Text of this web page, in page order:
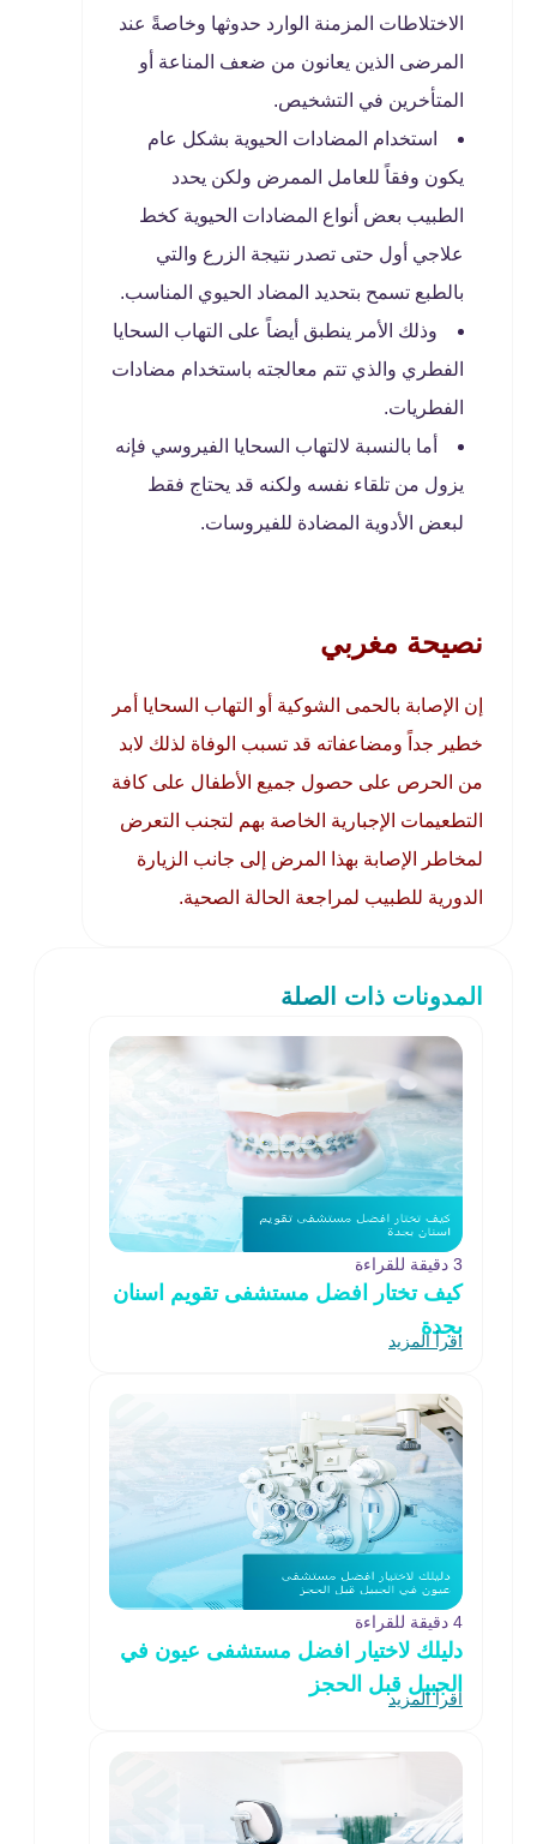
الاختلاطات المزمنة الوارد حدوثها وخاصةً عند
المرضى الذين يعانون من ضعف المناعة أو
المتأخرين في التشخيص.
استخدام المضادات الحيوية بشكل عام
يكون وفقاً للعامل الممرض ولكن يحدد
الطبيب بعض أنواع المضادات الحيوية كخط
علاجي أول حتى تصدر نتيجة الزرع والتي
بالطبع تسمح بتحديد المضاد الحيوي المناسب.
وذلك الأمر ينطبق أيضاً على التهاب السحايا
الفطري والذي تتم معالجته باستخدام مضادات
الفطريات.
أما بالنسبة لالتهاب السحايا الفيروسي فإنه
يزول من تلقاء نفسه ولكنه قد يحتاج فقط
لبعض الأدوية المضادة للفيروسات.
نصيحة مغربي
إن الإصابة بالحمى الشوكية أو التهاب السحايا أمر
خطير جداً ومضاعفاته قد تسبب الوفاة لذلك لابد
من الحرص على حصول جميع الأطفال على كافة
التطعيمات الإجبارية الخاصة بهم لتجنب التعرض
لمخاطر الإصابة بهذا المرض إلى جانب الزيارة
الدورية للطبيب لمراجعة الحالة الصحية.
المدونات ذات الصلة
3 دقيقة للقراءة
كيف تختار افضل مستشفى تقويم اسنان
بجدة
اقرأ المزيد
4 دقيقة للقراءة
دليلك لاختيار افضل مستشفى عيون في
الجبيل قبل الحجز
اقرأ المزيد